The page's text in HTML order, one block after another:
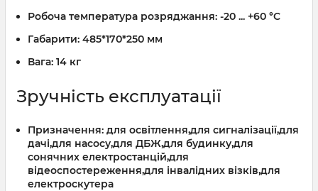
Робоча температура розряджання: -20 ... +60 °C
Габарити: 485*170*250 мм
Вага: 14 кг
Зручність експлуатації
Призначення: для освітлення,для сигналізації,для
дачі,для насосу,для ДБЖ,для будинку,для
сонячних електростанцій,для
відеоспостереження,для інвалідних візків,для
електроскутера